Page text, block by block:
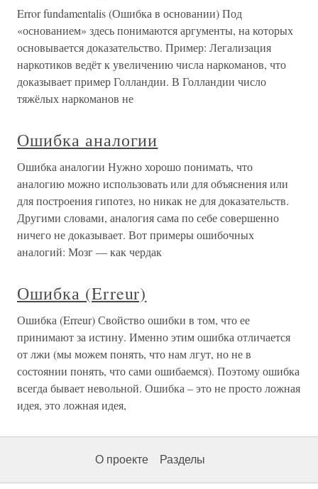
Error fundamentalis (Ошибка в основании) Под
«основанием» здесь понимаются аргументы, на которых
основывается доказательство. Пример: Легализация
наркотиков ведёт к увеличению числа наркоманов, что
доказывает пример Голландии. В Голландии число
тяжёлых наркоманов не
Ошибка аналогии
Ошибка аналогии Нужно хорошо понимать, что
аналогию можно использовать или для объяснения или
для построения гипотез, но никак не для доказательств.
Другими словами, аналогия сама по себе совершенно
ничего не доказывает. Вот примеры ошибочных
аналогий: Мозг — как чердак
Ошибка (Erreur)
Ошибка (Erreur) Свойство ошибки в том, что ее
принимают за истину. Именно этим ошибка отличается
от лжи (мы можем понять, что нам лгут, но не в
состоянии понять, что сами ошибаемся). Поэтому ошибка
всегда бывает невольной. Ошибка – это не просто ложная
идея, это ложная идея,
О проекте Разделы